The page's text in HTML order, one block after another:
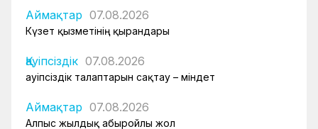
Аймақтар 07.08.2026
Күзет қызметінің қырандары
Қауіпсіздік 07.08.2026
Қауіпсіздік талаптарын сақтау – міндет
Аймақтар 07.08.2026
Алпыс жылдық абыройлы жол